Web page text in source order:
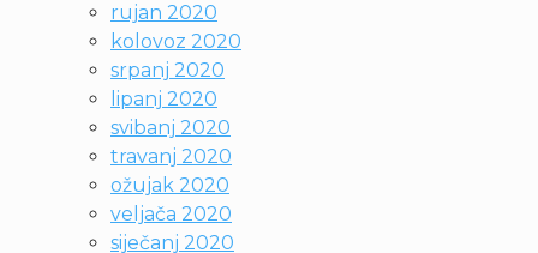
rujan 2020
kolovoz 2020
srpanj 2020
lipanj 2020
svibanj 2020
travanj 2020
ožujak 2020
veljača 2020
siječanj 2020